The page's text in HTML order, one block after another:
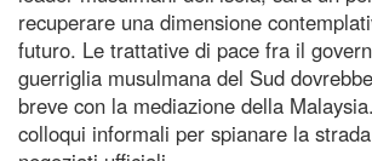
recuperare una dimensione
futuro. Le trattative di pace fra il
guerriglia musulmana del Sud
breve con la mediazione della
colloqui informali per spianare la